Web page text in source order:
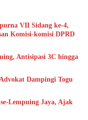
VII Sidang ke-4,
Komisi-komisi DPRD
Antisipasi 3C hingga
Dampingi Togu
Lempuing Jaya, Ajak